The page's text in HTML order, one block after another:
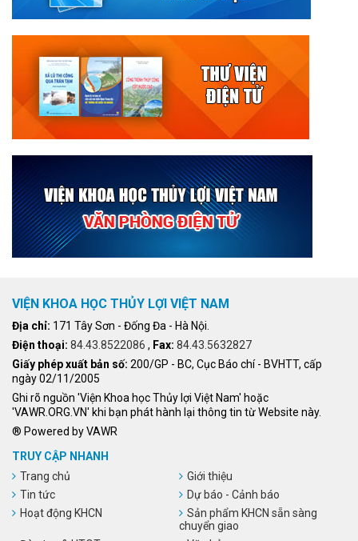
VIỆN KHOA HỌC THỦY LỢI VIỆT NAM
Địa chỉ: 171 Tây Sơn - Đống Đa - Hà Nội.
Điện thoại: 84.43.8522086 , Fax: 84.43.5632827
Giấy phép xuất bản số: 200/GP - BC, Cục Báo chí - BVHTT, cấp
ngày 02/11/2005
Ghi rõ nguồn 'Viện Khoa học Thủy lợi Việt Nam' hoặc
'VAWR.ORG.VN' khi bạn phát hành lại thông tin từ Website này.
® Powered by VAWR
TRUY CẬP NHANH
Trang chủ
Giới thiệu
Tin tức
Dự báo - Cảnh báo
Hoạt động KHCN
Sản phẩm KHCN sẵn sàng
chuyển giao